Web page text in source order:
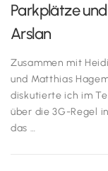
Parkplätze
Arslan
Zusammen mit
und Matthias
diskutierte ich im
über die 3G-Regel
das …